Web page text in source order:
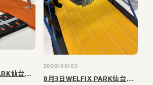
8月4日WELFIX PARK仙台大野田教室の様子｜仙台市太白区(大野田・富沢・長町)の児童発達支援・放課後等デイサービス
2026/08/03
8月3日WELFIX PARK仙台大野田教室の様子｜仙台市太白区(大野田・富沢・長町)の児童発達支援・放課後等デイサービス